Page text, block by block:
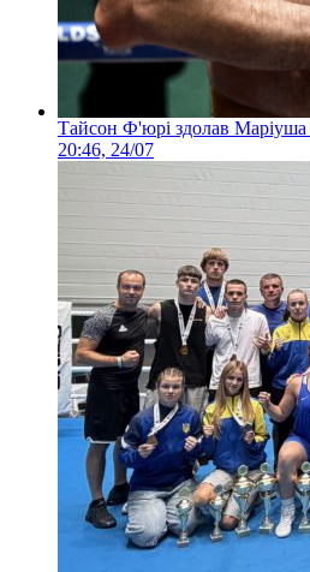
Тайсон Ф'юрі здолав Маріуша
20:46, 24/07